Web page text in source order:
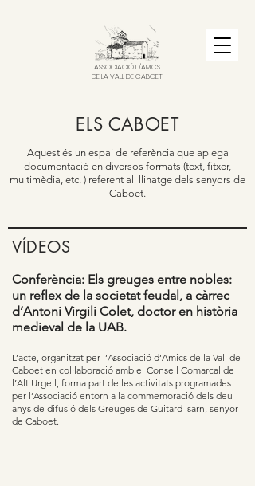
ASSOCIACIÓ D'AMICS
DE LA VALL DE CABOET
ELS CABOET
Aquest és un espai de referència que aplega
documentació en diversos formats (text, fitxer,
multimèdia, etc. ) referent al llinatge dels senyors de
Caboet.
VÍDEOS
Conferència: Els greuges entre nobles:
un reflex de la societat feudal, a càrrec
d’Antoni Virgili Colet, doctor en història
medieval de la UAB.
L’acte, organitzat per l’Associació d’Amics de la Vall de
Caboet en col·laboració amb el Consell Comarcal de
l’Alt Urgell, forma part de les activitats programades
per l’Associació entorn a la commemoració dels deu
anys de difusió dels Greuges de Guitard Isarn, senyor
de Caboet.